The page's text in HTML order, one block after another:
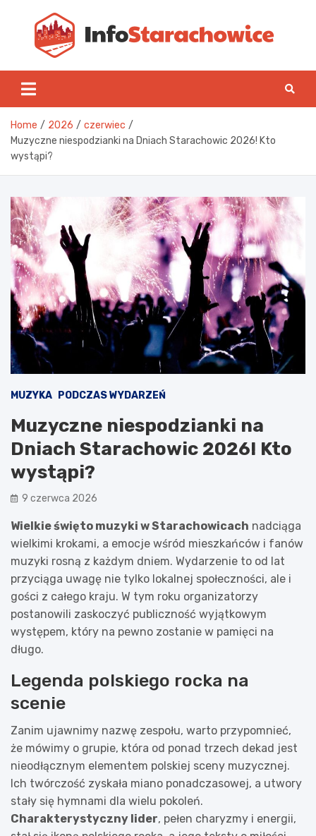
content
Home 2026
czerwiec
Muzyczne niespodzianki na Dniach Starachowic 2026! Kto
wystąpi?
MUZYKA PODCZAS WYDARZEŃ
Muzyczne niespodzianki na
Dniach Starachowic 2026! Kto
wystąpi?
9 czerwca 2026
Wielkie święto muzyki w Starachowicach nadciąga
wielkimi krokami, a emocje wśród mieszkańców i fanów
muzyki rosną z każdym dniem. Wydarzenie to od lat
przyciąga uwagę nie tylko lokalnej społeczności, ale i
gości z całego kraju. W tym roku organizatorzy
postanowili zaskoczyć publiczność wyjątkowym
występem, który na pewno zostanie w pamięci na
długo.
Legenda polskiego rocka na
scenie
Zanim ujawnimy nazwę zespołu, warto przypomnieć,
że mówimy o grupie, która od ponad trzech dekad jest
nieodłącznym elementem polskiej sceny muzycznej.
Ich twórczość zyskała miano ponadczasowej, a utwory
stały się hymnami dla wielu pokoleń.
Charakterystyczny lider, pełen charyzmy i energii,